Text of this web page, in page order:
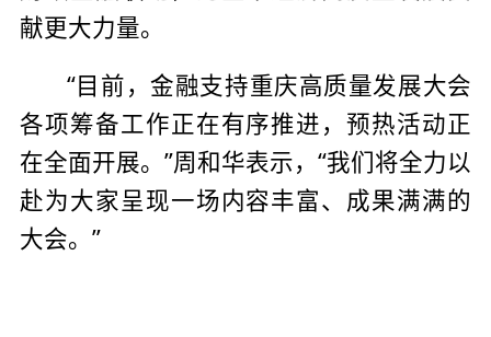
献更大力量。
“目前，金融支持重庆高质量发展大会
各项筹备工作正在有序推进，预热活动正
在全面开展。”周和华表示，“我们将全力以
赴为大家呈现一场内容丰富、成果满满的
大会。”